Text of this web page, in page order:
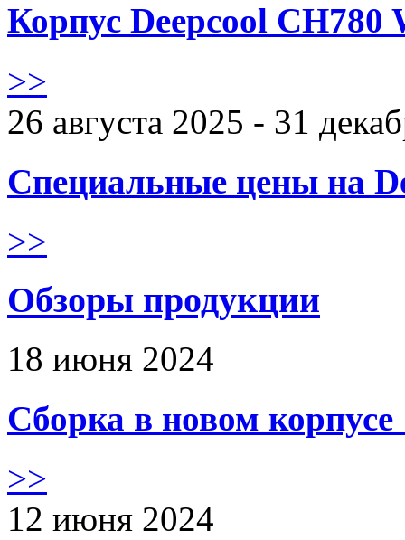
Корпус Deepcool CH780
>>
26 августа 2025 - 31
Специальные цены на
>>
Обзоры продукции
18 июня 2024
Сборка в новом
>>
12 июня 2024